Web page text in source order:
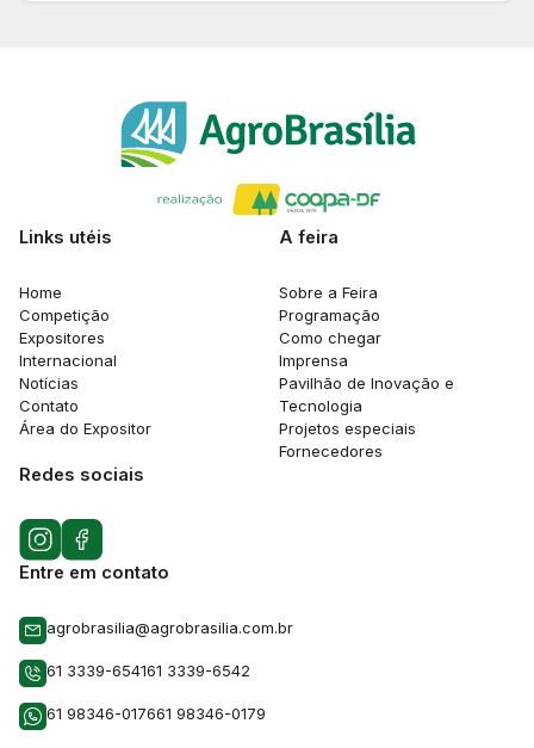
Links utéis
Home
Competição
Expositores
Internacional
Notícias
Contato
Área do Expositor
A feira
Sobre a Feira
Programação
Como chegar
Imprensa
Pavilhão de Inovação e
Tecnologia
Projetos especiais
Fornecedores
Redes sociais
Entre em contato
agrobrasilia@agrobrasilia.com.br
61 3339-654161 3339-6542
61 98346-017661 98346-0179